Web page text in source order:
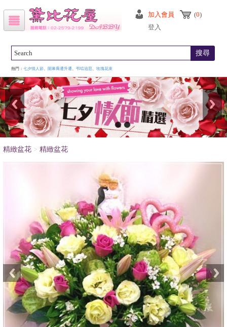
加入會員
登入
(0)
搜尋
熱門：七夕情人節、 開幕喬遷升遷 、弔唁追思、玫瑰花束
精緻盆花 > 精緻盆花